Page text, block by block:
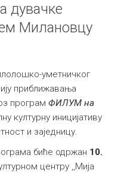
дувачке
Милановцу
уметничког
приближавања
програм ФИЛУМ на
културну иницијативу
и заједницу.
биће одржан 10.
центру ,,Мија